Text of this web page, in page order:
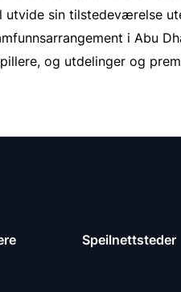
utvide sin tilstedeværelse
i Abu
og utdelinger og
Speilnettsteder